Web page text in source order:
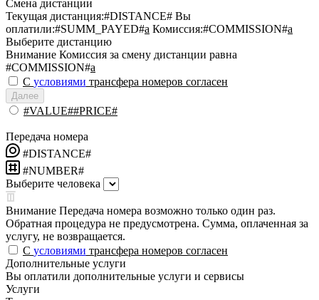
Смена дистанции
Текущая дистанция:#DISTANCE# Вы
оплатили:#SUMM_PAYED#a Комиссия:#COMMISSION#a
Выберите дистанцию
Внимание Комиссия за смену дистанции равна
#COMMISSION#a
С условиями трансфера номеров согласен
Далее
#VALUE##PRICE#
Передача номера
#DISTANCE#
#NUMBER#
Выберите человека
Внимание Передача номера возможно только один раз.
Обратная процедура не предусмотрена. Сумма, оплаченная за
услугу, не возвращается.
С условиями трансфера номеров согласен
Дополнительные услуги
Вы оплатили дополнительные услуги и сервисы
Услуги